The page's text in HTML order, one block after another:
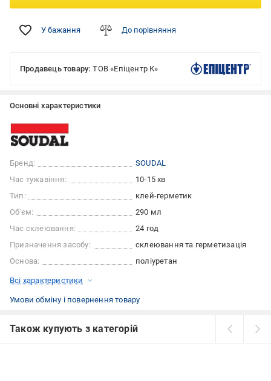
У бажання До порівняння
Продавець товару: ТОВ «Епіцентр К»
Основні характеристики
Бренд:
SOUDAL
Час тужавіння:
10-15 хв
Тип:
клей-герметик
Об'єм:
290 мл
Час склеювання:
24 год
Призначення засобу:
склеювання та герметизація
Основа:
поліуретан
Всі характеристики
Умови обміну і повернення товару
Також купують з категорій